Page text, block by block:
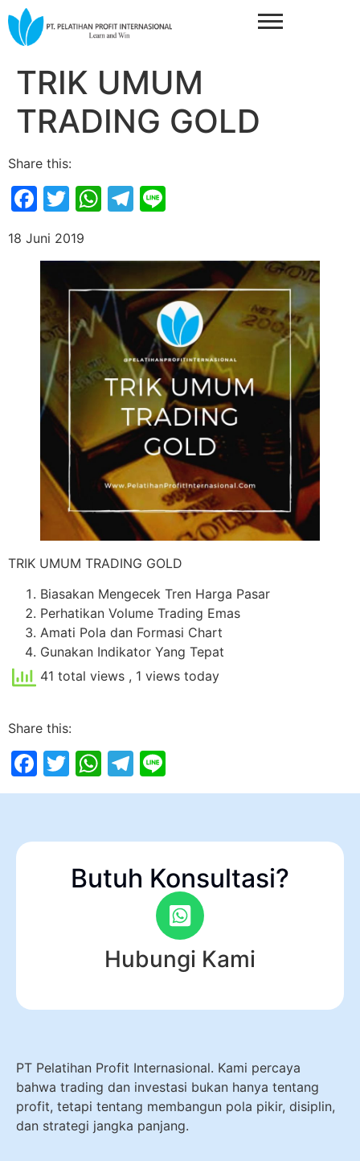
TRIK UMUM
TRADING GOLD
Share this:
Facebook
Twitter
WhatsApp
Telegram
18 Juni 2019
TRIK UMUM TRADING GOLD
Biasakan Mengecek Tren Harga Pasar
Perhatikan Volume Trading Emas
Amati Pola dan Formasi Chart
Gunakan Indikator Yang Tepat
41 total views , 1 views today
Share this:
Facebook
Twitter
WhatsApp
Telegram
Butuh Konsultasi?
Hubungi Kami
PT Pelatihan Profit Internasional. Kami percaya
bahwa trading dan investasi bukan hanya tentang
profit, tetapi tentang membangun pola pikir, disiplin,
dan strategi jangka panjang.